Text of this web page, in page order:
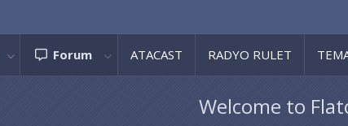
Forum ATACAST RADYO RULET
Welcome to